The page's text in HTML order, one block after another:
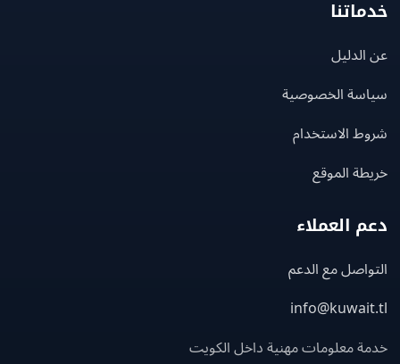
الخصوصية
الاستخدام
الموقع
العملاء
مع الدعم
معلومات مهنية داخل الكويت